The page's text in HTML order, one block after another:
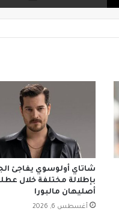
شاتاي أولوسوي يفاجئ
بإطلالة مختلفة خلال
أصليهان مالبورا
أغسطس 6, 2026